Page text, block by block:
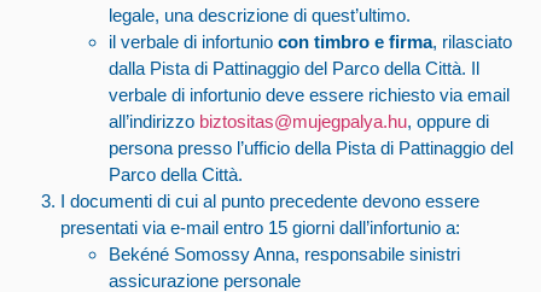
legale, una descrizione di quest’ultimo.
il verbale di infortunio con timbro e firma, rilasciato
dalla Pista di Pattinaggio del Parco della Città. Il
verbale di infortunio deve essere richiesto via email
all’indirizzo biztositas@mujegpalya.hu, oppure di
persona presso l’ufficio della Pista di Pattinaggio del
Parco della Città.
I documenti di cui al punto precedente devono essere
presentati via e-mail entro 15 giorni dall’infortunio a:
Bekéné Somossy Anna, responsabile sinistri
assicurazione personale